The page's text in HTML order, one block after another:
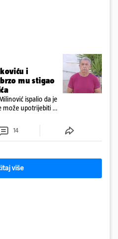
i
mu stigao
ispalio da je
upotrijebiti za
14
više